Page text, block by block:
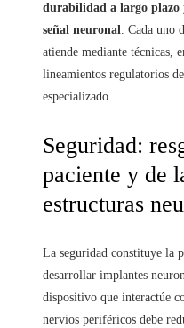
durabilidad a largo plazo
señal neuronal. Cada uno
atiende mediante técnicas,
lineamientos regulatorios
especializado.
Seguridad:
paciente y de
estructuras
La seguridad constituye la
desarrollar implantes
dispositivo que interactúe
nervios periféricos debe